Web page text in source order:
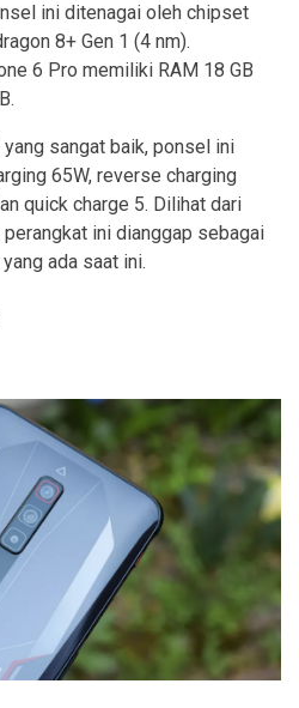
ini ditenagai oleh chipset
8+ Gen 1 (4 nm).
6 Pro memiliki RAM 18 GB
sangat baik, ponsel ini
65W, reverse charging
quick charge 5. Dilihat dari
ini dianggap sebagai
ada saat ini.